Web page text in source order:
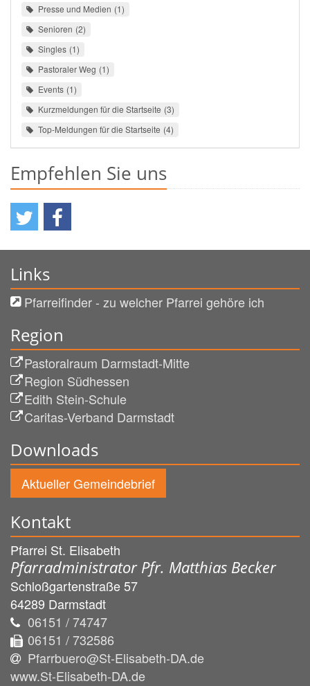
Presse und Medien 1
Senioren 2
Singles 1
Pastoraler Weg 1
Events 1
Kurzmeldungen für die Startseite 3
Top-Meldungen für die Startseite 4
Empfehlen Sie uns
Links
Pfarreifinder - zu welcher Pfarrei gehöre ich
Region
Pastoralraum Darmstadt-Mitte
Region Südhessen
Edith Stein-Schule
Caritas-Verband Darmstadt
Downloads
Aktueller Gemeindebrief
Kontakt
Pfarrei St. Elisabeth
Pfarradministrator Pfr. Matthias Becker
Schloßgartenstraße 57
64289 Darmstadt
06151 / 74747
06151 / 732586
Pfarrbuero@St-Elisabeth-DA.de
www.St-Elisabeth-DA.de